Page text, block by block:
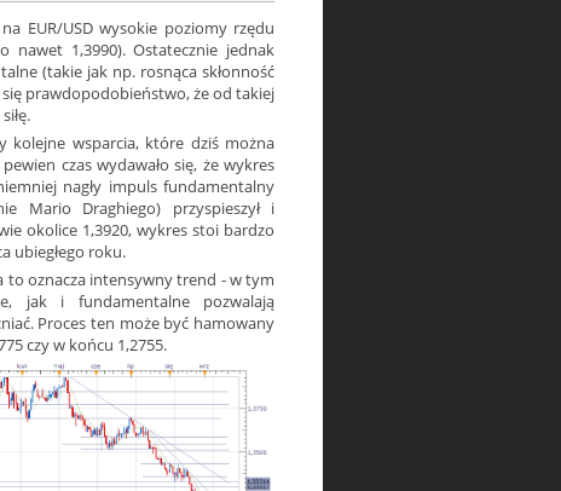
EUR/USD wysokie poziomy rzędu
nawet 1,3990). Ostatecznie jednak
(takie jak np. rosnąca skłonność
prawdopodobieństwo, że od takiej
kolejne wsparcia, które dziś można
czas wydawało się, że wykres
nagły impuls fundamentalny
Mario Draghiego) przyspieszył i
okolice 1,3920, wykres stoi bardzo
ubiegłego roku.
to oznacza intensywny trend - w tym
jak i fundamentalne pozwalają
Proces ten może być hamowany
czy w końcu 1,2755.